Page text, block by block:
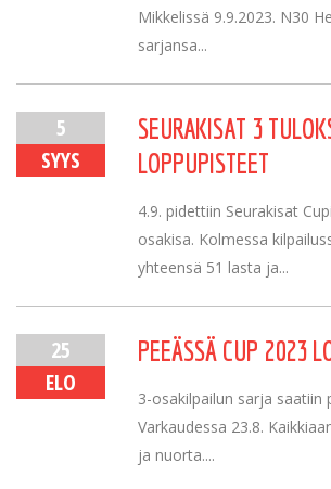
Mikkelissä 9.9.2023. N30
sarjansa...
5
SYYS
SEURAKISAT 3
LOPPUPISTEET
4.9. pidettiin Seurakisat
osakisa. Kolmessa
yhteensä 51 lasta ja...
25
ELO
PEEÄSSÄ CUP 2023
3-osakilpailun sarja saatiin
Varkaudessa 23.8.
ja nuorta....